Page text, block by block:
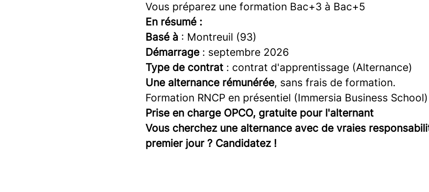
Vous préparez une formation Bac+3 à Bac+5
En résumé :
Basé à : Montreuil (93)
Démarrage : septembre 2026
Type de contrat : contrat d'apprentissage (Alternance)
Une alternance rémunérée, sans frais de formation.
Formation RNCP en présentiel (Immersia Business School)
Prise en charge OPCO, gratuite pour l'alternant
Vous cherchez une alternance avec de vraies
premier jour ? Candidatez !